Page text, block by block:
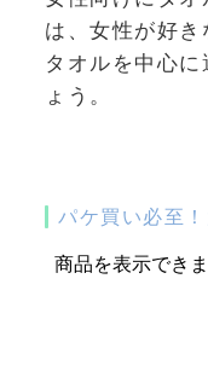
は、女性が好
タオルを中心
ょう。
パケ買い必至